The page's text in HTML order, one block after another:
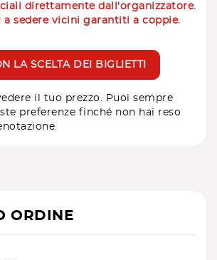
direttamente dall'organizzatore.
a sedere vicini garantiti a coppie.
LA SCELTA DEI BIGLIETTI
il tuo prezzo. Puoi sempre
preferenze finché non hai reso
ORDINE